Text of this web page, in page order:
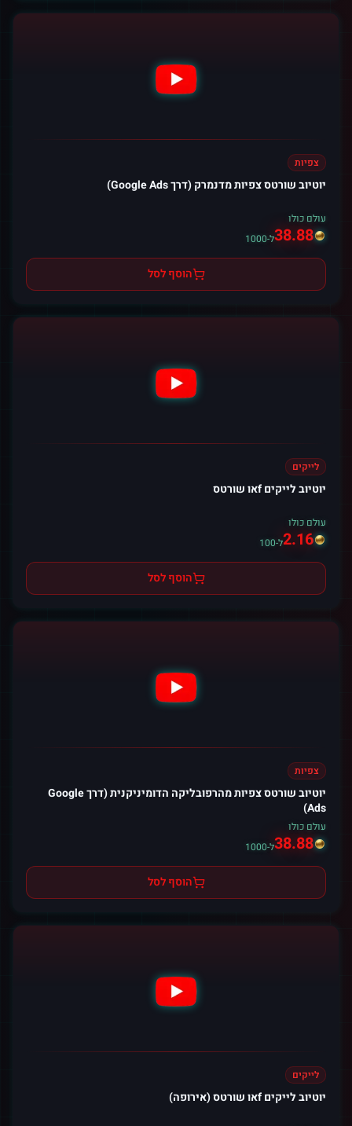
צפיות
יוטיוב שורטס צפיות מדנמרק (דרך Google Ads)
עולם כולו
38.88ל-1000
הוסף לסל
לייקים
יוטיוב לייקים fאו שורטס
עולם כולו
2.16ל-100
הוסף לסל
צפיות
יוטיוב שורטס צפיות מהרפובליקה הדומיניקנית (דרך Google
Ads)
עולם כולו
38.88ל-1000
הוסף לסל
לייקים
יוטיוב לייקים fאו שורטס (אירופה)